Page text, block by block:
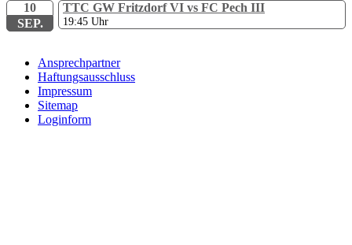
10
SEP.
TTC GW Fritzdorf VI vs FC Pech III
19:45 Uhr
Ansprechpartner
Haftungsausschluss
Impressum
Sitemap
Loginform